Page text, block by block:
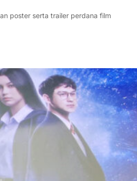
poster serta trailer perdana film